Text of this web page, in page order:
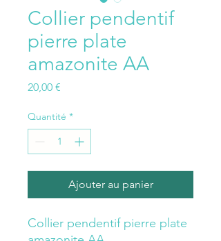
Collier pendentif
pierre plate
amazonite AA
20,00 €
Quantité *
Ajouter au panier
Collier pendentif pierre plate